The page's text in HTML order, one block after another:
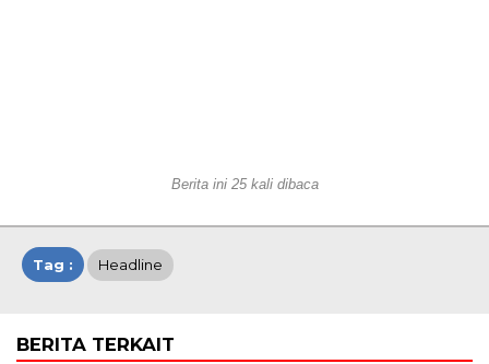
Berita ini 25 kali dibaca
Tag : Headline
BERITA TERKAIT